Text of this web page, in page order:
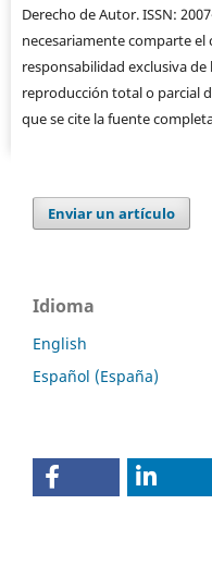
Derecho de Autor. ISSN:
necesariamente comparte
responsabilidad exclusiva
reproducción total o parcial
que se cite la fuente
Enviar un artículo
Idioma
English
Español (España)